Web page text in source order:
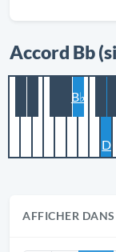
Accord Bb
B♭
D
AFFICHER